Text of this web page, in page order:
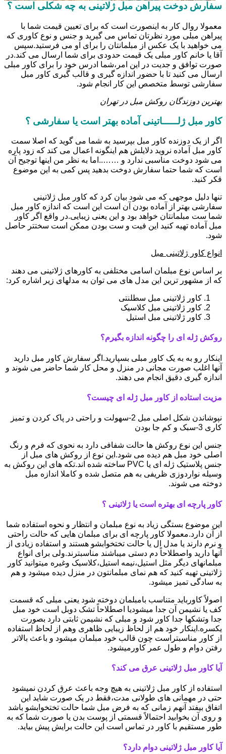
سفارش دوخت پیراهن مبل ژلاتینی به چه شکلی است ؟
معمولا روال کار به اینصورت است که برای تعیین قیمت شما با
پیراهن مبلی مورد نظرتان تماس می گیرید و جنس و نوع کاوری که
می خواهید با یک عکس از مبلمانتان را برای او می فرستید.سپس
آقا یا خانم کاور مبلی یک قیمت حدودی برای شما ارسال می کند.در
صورت توافق و جدیت در این امر،شما ادرس خود را برای کاور مبلی
ارسال می کنید تا با حضور اندازه گیری و قالب گیری کاور مبل
سفارشی توسط متخصص این کار انجام شود.
بهترین دوزندگان روکش مبل در تهران
کاور مبل ژلـــــاتینی آماده بهتر است یا سفارشی ؟
اگر از یک دوزنده کاور مبل بپرسید به شما می گوید که اصلا سمت
کاور مبل آماده نروید دلایلش هم اینگونه اعمال می کند که زود پاره
می شود دوخت مناسبی ندارد و ……..اما به نظر من اینها توجیح آن
است که شما حتما سفارش دوخت بدهید پس کمی به این موضوع
قکر کنید.
تنها دلیل موجهی که می شود بیان کرد که کاور مبل ژلاتینی
سفارشی بهتر از آماده بودن آن است این است که اندازه کاور مبل
شما ست مبلمانتان خواهد بود و این یعنی زیبایی.در واقع اگر کاور
مبل آماده تهیه کنید این فیت و ست بودن ممکن است سختتر حاصل
شود.
انواع کاور ژلاتینی مبل
بر اساس نوع مبلمان اسامی مختلفی به کاورهای ژلاتینی می دهند
که از مشهور ترین این مدل های می توان به مدلهای زیر اشاره کرد:
کاور ژلاتینی مبل سطلنتی
کاور ژلاتینی مبل کلاسیک
کاور ژلاتینی مبل استیل
روکش ژله ای را چگونه اندازه بگیرم؟
اینکار رو به به یک کاور مبلی بسپارید.اگر سفارش کاور مبل دارید
آنها اغلب صورت مجانی در منزل و محل کار شما حاضر می شوند و
اندازه گیری دقیق انجام می دهند.
مزیت استاده از کاور مبل ژله ای چیست؟
نپوشاندن شکل اصلی مبل 2-سهولت و راحتی در پاک کردن و تمیز
کاری 3-سبک و کم جا بودن
جنس این نوع روکش ها حالت شفافی دارد به نحوی که فرم و رنگ
اصلی خود مبل هم دیده می شود.این نوع از روکش های مبل از
جنس پلاستیک ژله ای یا PVC ساخته شده اند.تکه های این روکش به
وسیله نواردوزی ظریفی به هم متصل شده و کاملا اندازه مبل
دوخته می شوند.
کاور پارچه ای بهتره است یا ژلاتینی ؟
این موضوع بستگی زیاد به نوع مبلمان و انتظار و نحوه استفاده شما
از آن دارد.معمولا کاور پارچه ای برای مبلمان هایی که حالت راحتی
و نرم دارند یا مدل ال یا حالت تختخوابشو هستند و استفاده زیادی از
آنها دارید واصطلاحاً دم دستی میباشند مناسبترند.ولی برای انواع
مبلمانهای دیگر مثل استیل،نیمه استیل،کلاسیک وغیره میتوانید کاور
ژلاتینی تهیه کنید که هم نمای مبلمانتون در منزل دیده میشود و هم
به سادگی تمیز میشود.
اصولاً کاورباید متناسب بامبلمان دوخته شود یعنی مبلی که قسمت
کف یا نشیمن آن جدا میشودیا اصطلاحاً تشک دوبل است خود مبل
جدا وتشکها جدا کاور شود و مبلی که نشیمن ثابتی دارد بصورت
یکسره.اینکار خود هم از لحاظ زیبایی ظاهری وهم از لحاظ استفاده
از کاور مناسبتراست چون قالب خود مبلمان میشود و باعث بالاتر
رفتن دوام و طول عمر کاورمیشود.
آیا کاور مبل ژلاتینی عرق می کند؟
استفاده از کاور مبل ژلاتینی به هیچ وجه باعث عرق کردن نمیشود
حتی در مهمانی های طولانی مدت،فقط در یک صورت شاید این
اتفاق بیفتد آنهم زمانی که به فرض مبل شما حالت تختخوابشو باشد
و روی آن بخوابید احتمالاً قسمتی از پوست بدن یا صورت شما که به
طور مستقیم با کاور در تماس است این حالت برایش پیش بیاید.
آیا کاور مبل ژلاتینی دوام دارد؟